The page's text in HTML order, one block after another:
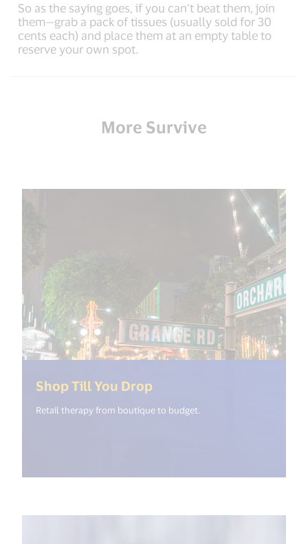
So as the saying goes, if you can’t beat them, join
them—grab a pack of tissues (usually sold for 30
cents each) and place them at an empty table to
reserve your own spot.
More Survive
Shop Till You Drop
Retail therapy from boutique to budget.